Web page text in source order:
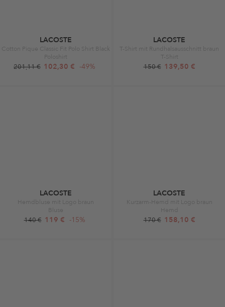
LACOSTE
Cotton Pique Classic Fit Polo Shirt Black
Poloshirt
201,11 € 102,30 € -49%
LACOSTE
T-Shirt mit Rundhalsausschnitt braun
T-Shirt
150 € 139,50 €
LACOSTE
Hemdbluse mit Logo braun
Bluse
140 € 119 € -15%
LACOSTE
Kurzarm-Hemd mit Logo braun
Hemd
170 € 158,10 €